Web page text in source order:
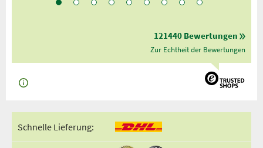
121440 Bewertungen
Zur Echtheit der Bewertungen
Schnelle Lieferung: